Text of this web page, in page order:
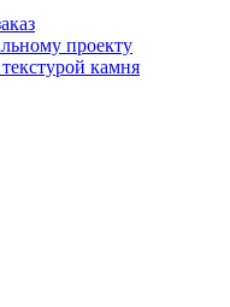
проекту
камня